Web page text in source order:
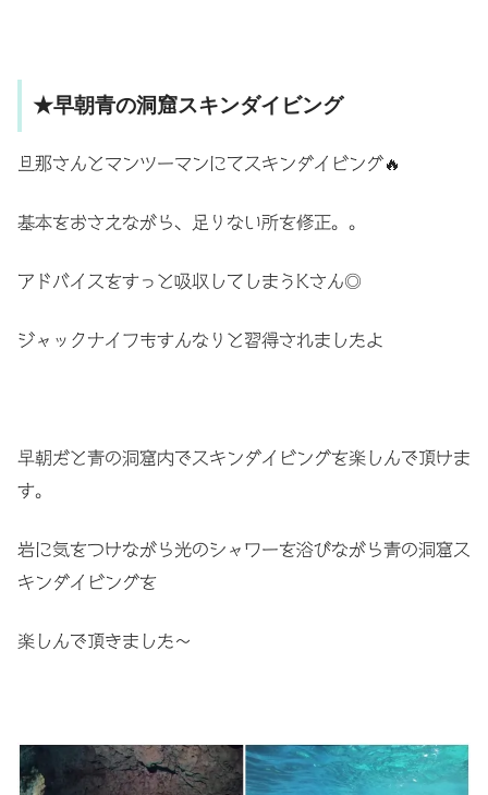
★早朝青の洞窟スキンダイビング
旦那さんとマンツーマンにてスキンダイビング🔥
基本をおさえながら、足りない所を修正。。
アドバイスをすっと吸収してしまうKさん◎
ジャックナイフもすんなりと習得されましたよ
早朝だと青の洞窟内でスキンダイビングを楽しんで頂けま
す。
岩に気をつけながら光のシャワーを浴びながら青の洞窟ス
キンダイビングを
楽しんで頂きました〜